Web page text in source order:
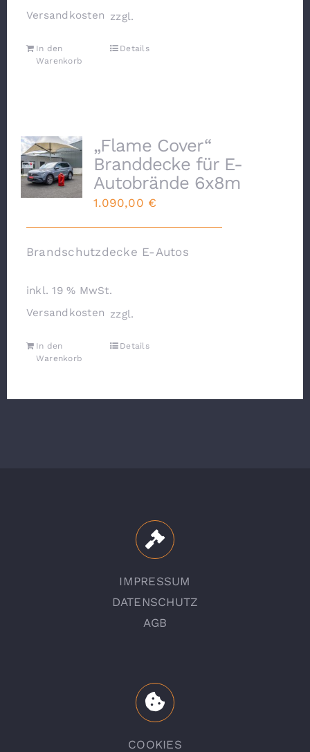
zzgl.
Versandkosten
In den
Warenkorb
Details
„Flame Cover“
Branddecke für E-
Autobrände 6x8m
1.090,00 €
Brandschutzdecke E-Autos
inkl. 19 % MwSt.
zzgl.
Versandkosten
In den
Warenkorb
Details
IMPRESSUM
DATENSCHUTZ
AGB
COOKIES